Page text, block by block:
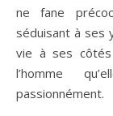
ne fane
séduisant à ses
vie à ses
l’homme
passionnément.